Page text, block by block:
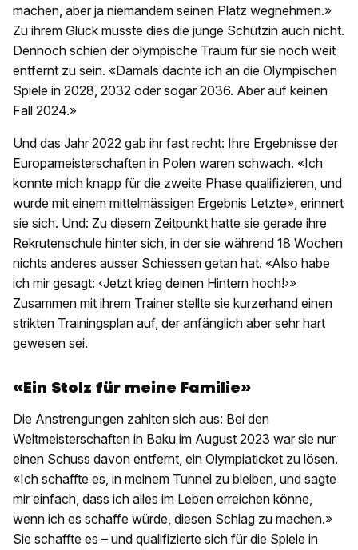
machen, aber ja niemandem seinen Platz wegnehmen.»
Zu ihrem Glück musste dies die junge Schützin auch nicht.
Dennoch schien der olympische Traum für sie noch weit
entfernt zu sein. «Damals dachte ich an die Olympischen
Spiele in 2028, 2032 oder sogar 2036. Aber auf keinen
Fall 2024.»
Und das Jahr 2022 gab ihr fast recht: Ihre Ergebnisse der
Europameisterschaften in Polen waren schwach. «Ich
konnte mich knapp für die zweite Phase qualifizieren, und
wurde mit einem mittelmässigen Ergebnis Letzte», erinnert
sie sich. Und: Zu diesem Zeitpunkt hatte sie gerade ihre
Rekrutenschule hinter sich, in der sie während 18 Wochen
nichts anderes ausser Schiessen getan hat. «Also habe
ich mir gesagt: ‹Jetzt krieg deinen Hintern hoch!›»
Zusammen mit ihrem Trainer stellte sie kurzerhand einen
strikten Trainingsplan auf, der anfänglich aber sehr hart
gewesen sei.
«Ein Stolz für meine Familie»
Die Anstrengungen zahlten sich aus: Bei den
Weltmeisterschaften in Baku im August 2023 war sie nur
einen Schuss davon entfernt, ein Olympiaticket zu lösen.
«Ich schaffte es, in meinem Tunnel zu bleiben, und sagte
mir einfach, dass ich alles im Leben erreichen könne,
wenn ich es schaffe würde, diesen Schlag zu machen.»
Sie schaffte es – und qualifizierte sich für die Spiele in